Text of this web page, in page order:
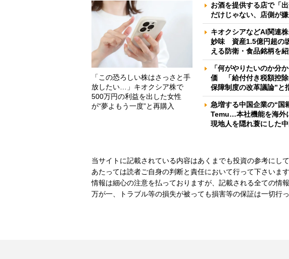
「この恐ろしい株はさっさと手
放したい…」キオクシア株で
500万円の利益を出した女性
が“夢よもう一度”と再購入
お酒を提供する店で「
だけじゃない、店側が
キオクシアなどAI関連
妙味 資産1.5億円超の
える防衛・食品銘柄を
「何がやりたいのか分
価 「給付付き税額控除
保障制度の改革議論”と
急増する中国企業の“
Temu…本社機能を海外
現地人を隠れ蓑にした
当サイトに記載されている内容はあくまでも投資の参考にし
あたっては読者ご自身の判断と責任において行って下さいま
情報は細心の注意を払っておりますが、記載される全ての情
万が一、トラブル等の損失が被っても損害等の保証は一切行